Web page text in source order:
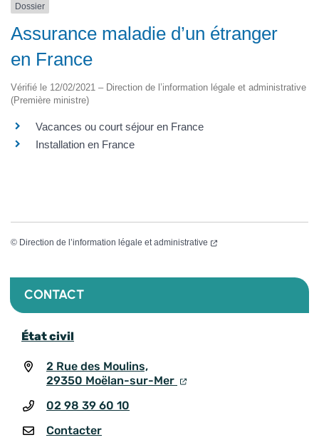
Dossier
Assurance maladie d’un étranger
en France
Vérifié le 12/02/2021 – Direction de l’information légale et administrative
(Première ministre)
Vacances ou court séjour en France
Installation en France
© Direction de l’information légale et administrative
CONTACT
État civil
2 Rue des Moulins,
29350 Moëlan-sur-Mer
02 98 39 60 10
Contacter